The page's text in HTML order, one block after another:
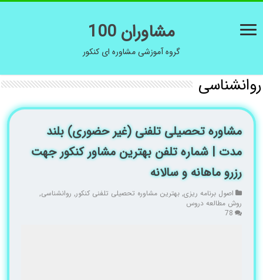
مشاوران 100
گروه آموزشی مشاوره ای کنکور
روانشناسی
مشاوره تحصیلی تلفنی (غیر حضوری) بلند
مدت | شماره تلفن بهترین مشاور کنکور جهت
رزرو ماهانه و سالانه
اصول برنامه ریزی,بهترین مشاوره تحصیلی تلفنی کنکور, روانشناسی,
روش مطالعه دروس
78